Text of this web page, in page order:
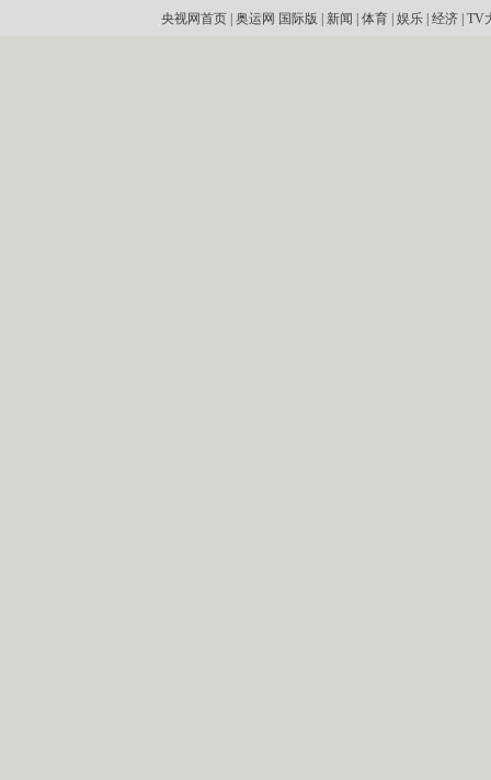
央视网首页| 奥运网 国际版 新闻 体育| 娱乐| 经济| TV